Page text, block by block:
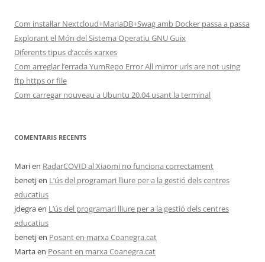
Com instal·lar Nextcloud+MariaDB+Swag amb Docker passa a passa
Explorant el Món del Sistema Operatiu GNU Guix
Diferents tipus d’accés xarxes
Com arreglar l’errada YumRepo Error All mirror urls are not using
ftp https or file
Com carregar nouveau a Ubuntu 20.04 usant la terminal
COMENTARIS RECENTS
Marien RadarCOVID al Xiaomi no funciona correctament
benetjen L’ús del programari lliure per a la gestió dels centres
educatius
jdegraen L’ús del programari lliure per a la gestió dels centres
educatius
benetjen Posant en marxa Coanegra.cat
Martaen Posant en marxa Coanegra.cat